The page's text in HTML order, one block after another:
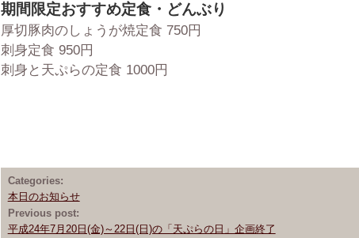
期間限定おすすめ定食・どんぶり
厚切豚肉のしょうが焼定食 750円
刺身定食 950円
刺身と天ぷらの定食 1000円
Categories:
本日のお知らせ
Previous post:
平成24年7月20日(金)～22日(日)の「天ぷらの日」企画終了